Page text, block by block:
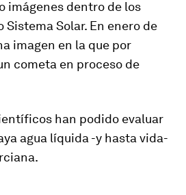
imágenes dentro de los
Solar. En enero de
imagen en la que por
cometa en proceso de
han podido evaluar
agua líquida -y hasta vida-